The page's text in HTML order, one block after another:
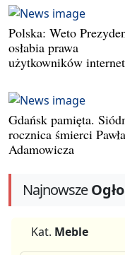
Polska: Weto
osłabia prawa
użytkowników
Gdańsk pamięta.
rocznica śmierci Pawła
Adamowicza
Najnowsze
Kat. Meble